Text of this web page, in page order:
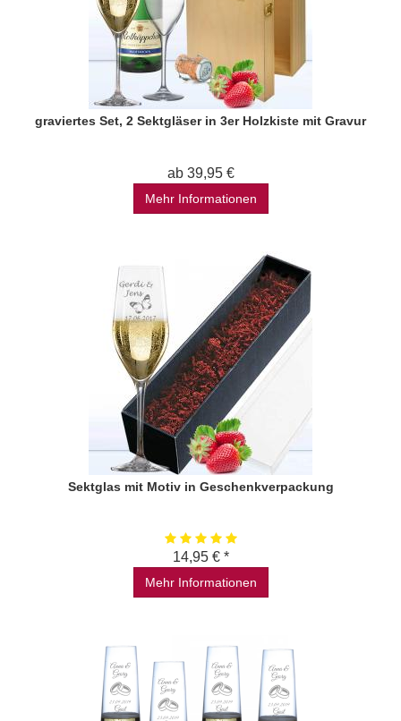
graviertes Set, 2 Sektgläser in 3er Holzkiste mit Gravur
ab 39,95 €
Mehr Informationen
Sektglas mit Motiv in Geschenkverpackung
14,95 € *
Mehr Informationen